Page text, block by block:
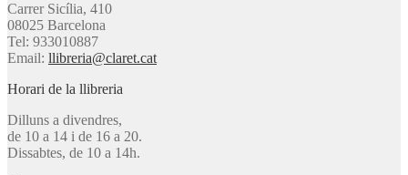
Carrer Sicília, 410
08025 Barcelona
Tel: 933010887
Email: llibreria@claret.cat
Horari de la llibreria
Dilluns a divendres,
de 10 a 14 i de 16 a 20.
Dissabtes, de 10 a 14h.